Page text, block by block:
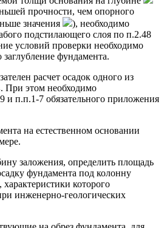
прочности, чем опорного
значения
), необходимо
подстилающего слоя по п.2.48
условий проверки необходимо
фундамента.
расчет осадок одного из
При этом необходимо
и п.п.1-7 обязательного приложения
на естественном основании
заложения, определить площадь
фундамента под колонну
которого
инженерно-геологических